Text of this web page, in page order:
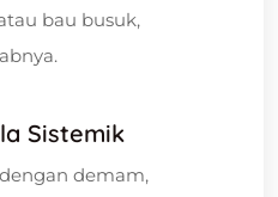
bau busuk,
Sistemik
demam,